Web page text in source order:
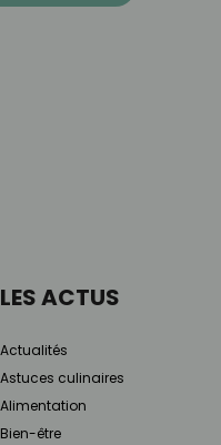
LES ACTUS
Actualités
Astuces culinaires
Alimentation
Bien-être